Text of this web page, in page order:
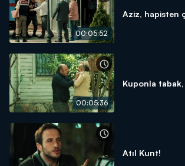
00:05:52
Aziz, hapisten
00:05:36
Kuponla
Atıl Kunt!